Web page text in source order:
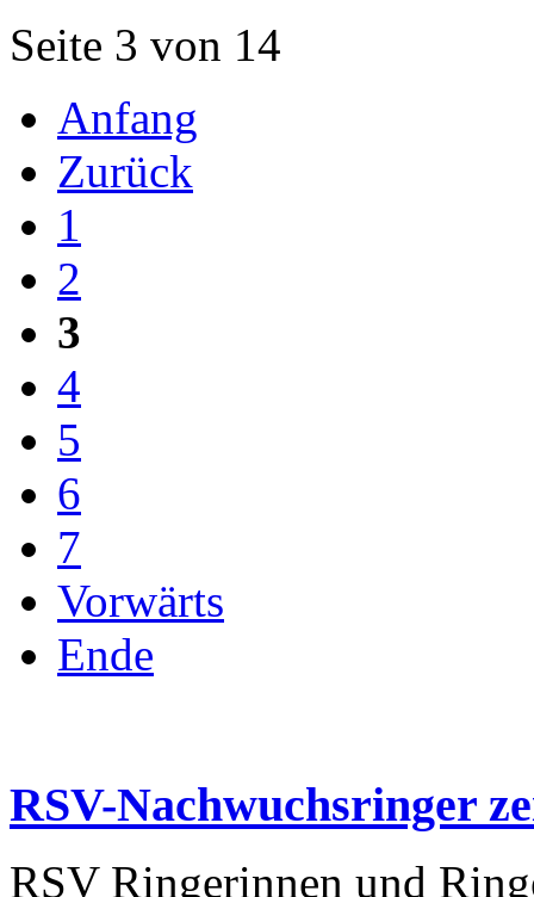
Seite 3 von 14
Anfang
Zurück
1
2
3
4
5
6
7
Vorwärts
Ende
RSV-Nachwuchsringer
RSV Ringerinnen und